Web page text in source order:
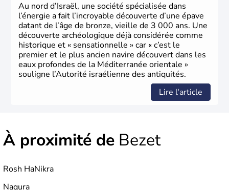
Au nord d’Israël, une société spécialisée dans
l’énergie a fait l’incroyable découverte d’une épave
datant de l’âge de bronze, vieille de 3 000 ans. Une
découverte archéologique déjà considérée comme
historique et « sensationnelle » car « c’est le
premier et le plus ancien navire découvert dans les
eaux profondes de la Méditerranée orientale »
souligne l’Autorité israélienne des antiquités.
Lire l'article
À proximité de Bezet
Rosh HaNikra
Naqura